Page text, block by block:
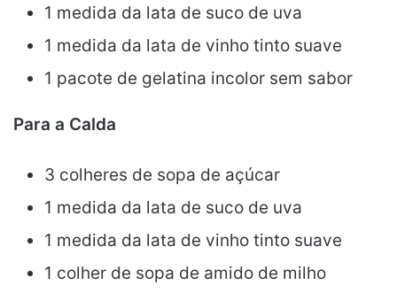
1 medida da lata de suco de uva
1 medida da lata de vinho tinto suave
1 pacote de gelatina incolor sem sabor
Para a Calda
3 colheres de sopa de açúcar
1 medida da lata de suco de uva
1 medida da lata de vinho tinto suave
1 colher de sopa de amido de milho